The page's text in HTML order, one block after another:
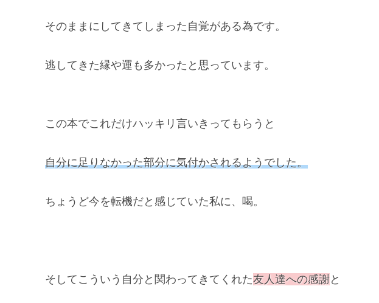
そのままにしてきてしまった自覚がある為です。
逃してきた縁や運も多かったと思っています。
この本でこれだけハッキリ言いきってもらうと
自分に足りなかった部分に気付かされるようでした。
ちょうど今を転機だと感じていた私に、喝。
そしてこういう自分と関わってきてくれた友人達への感謝と